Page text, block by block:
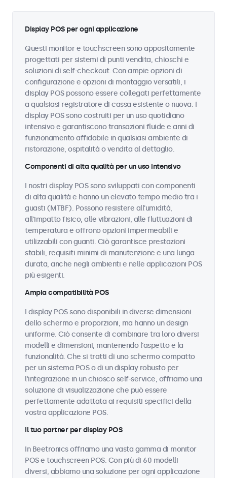
Display POS per ogni applicazione
Questi monitor e touchscreen sono appositamente
progettati per sistemi di punti vendita, chioschi e
soluzioni di self-checkout. Con ampie opzioni di
configurazione e opzioni di montaggio versatili, i
display POS possono essere collegati perfettamente
a qualsiasi registratore di cassa esistente o nuova. I
display POS sono costruiti per un uso quotidiano
intensivo e garantiscono transazioni fluide e anni di
funzionamento affidabile in qualsiasi ambiente di
ristorazione, ospitalità o vendita al dettaglio.
Componenti di alta qualità per un uso intensivo
I nostri display POS sono sviluppati con componenti
di alta qualità e hanno un elevato tempo medio tra i
guasti (MTBF). Possono resistere all'umidità,
all'impatto fisico, alle vibrazioni, alle fluttuazioni di
temperatura e offrono opzioni impermeabili e
utilizzabili con guanti. Ciò garantisce prestazioni
stabili, requisiti minimi di manutenzione e una lunga
durata, anche negli ambienti e nelle applicazioni POS
più esigenti.
Ampia compatibilità POS
I display POS sono disponibili in diverse dimensioni
dello schermo e proporzioni, ma hanno un design
uniforme. Ciò consente di combinare tra loro diversi
modelli e dimensioni, mantenendo l'aspetto e la
funzionalità. Che si tratti di uno schermo compatto
per un sistema POS o di un display robusto per
l'integrazione in un chiosco self-service, offriamo una
soluzione di visualizzazione che può essere
perfettamente adattata ai requisiti specifici della
vostra applicazione POS.
Il tuo partner per display POS
In Beetronics offriamo una vasta gamma di monitor
POS e touchscreen POS. Con più di 60 modelli
diversi, abbiamo una soluzione per ogni applicazione